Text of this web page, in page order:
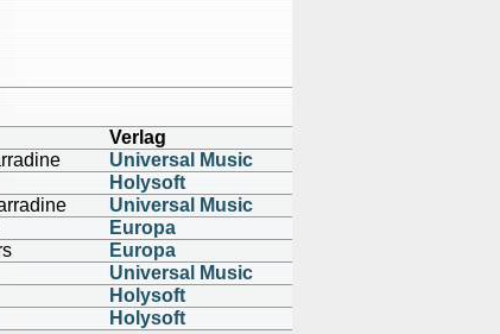
Verlag
Universal Music
Holysoft
Universal Music
Europa
Europa
Universal Music
Holysoft
Holysoft